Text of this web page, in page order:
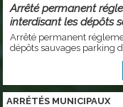
Arrêté permanent
interdisant les dépôts
Arrêté permanent
dépôts sauvages parking
ARRÉTÉS MUNICIPAUX